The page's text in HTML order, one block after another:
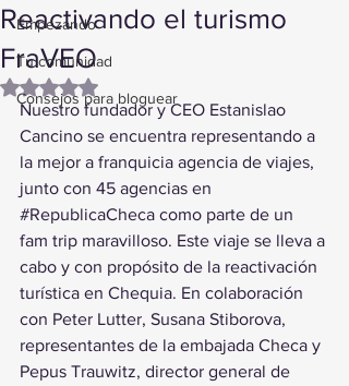
Empezando
Tu comunidad
Consejos para bloguear
Reactivando el turismo
FraVEO
Obtuvo NaN de 5 estrellas.
Nuestro fundador y CEO Estanislao
Cancino se encuentra representando a
la mejor a franquicia agencia de viajes,
junto con 45 agencias en
#RepublicaCheca como parte de un
fam trip maravilloso. Este viaje se lleva a
cabo y con propósito de la reactivación
turística en Chequia. En colaboración
con Peter Lutter, Susana Stiborova,
representantes de la embajada Checa y
Pepus Trauwitz, director general de